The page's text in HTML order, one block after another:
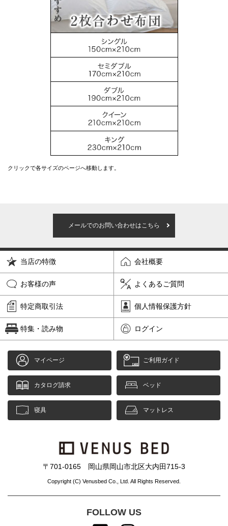
クリックで各サイズのページへ移動します。
メールでのお問い合わせはこちら
当店の特徴 会社概要
お客様の声 よくあるご質問
特定商取引法 個人情報保護方針
特集・読み物 ログイン
マイページ ご利用ガイド
カタログ請求 ベッド
寝具 マットレス
〒701-0165 岡山県岡山市北区大内田715-3
Copyright (C) Venusbed Co., Ltd. All Rights Reserved.
FOLLOW US